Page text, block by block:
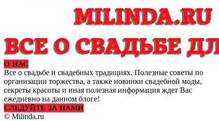
О НАС
Все о свадьбе и свадебных традициях. Полезные советы по
организации торжества, а также новинки свадебной моды,
секреты красоты и иная полезная информация ждет Вас
ежедневно на данном блоге!
СЛЕДУЙТЕ ЗА НАМИ
© Milinda.ru